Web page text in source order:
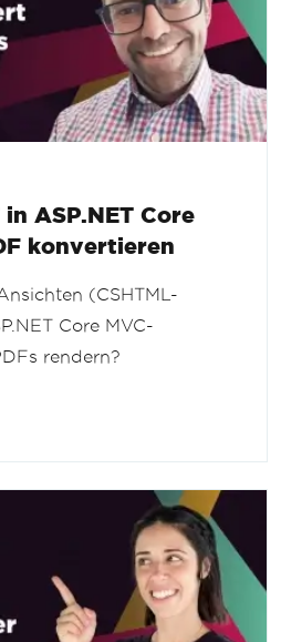
in ASP.NET Core
konvertieren
(CSHTML-
Core MVC-
rendern?